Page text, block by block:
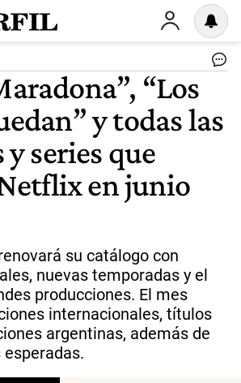
“Los
y todas las
series que
en junio
su catálogo con
nuevas temporadas y el
producciones. El mes
internacionales, títulos
argentinas, además de